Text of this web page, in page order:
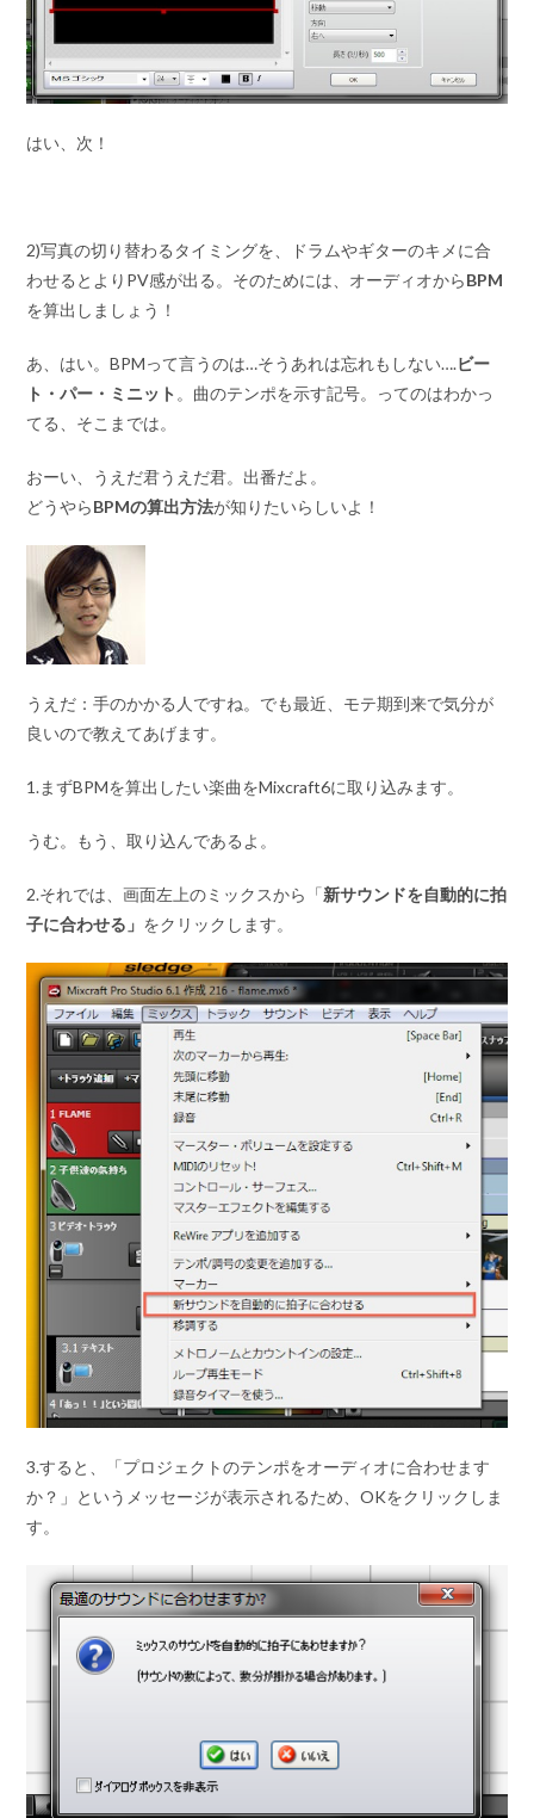
はい、次！
2)写真の切り替わるタイミングを、ドラムやギターのキメに合
わせるとよりPV感が出る。そのためには、オーディオからBPM
を算出しましょう！
あ、はい。BPMって言うのは…そうあれは忘れもしない….ビー
ト・パー・ミニット 。曲のテンポを示す記号。ってのはわかっ
てる、そこまでは。
おーい、うえだ君うえだ君。出番だよ。
どうやらBPMの算出方法が知りたいらしいよ！
うえだ：手のかかる人ですね。でも最近、モテ期到来で気分が
良いので教えてあげます。
1.まずBPMを算出したい楽曲をMixcraft6に取り込みます。
うむ。もう、取り込んであるよ。
2.それでは、画面左上のミックスから「新サウンドを自動的に拍
子に合わせる」 をクリックします。
3.すると、「プロジェクトのテンポをオーディオに合わせます
か？」というメッセージが表示されるため、OKをクリックしま
す。